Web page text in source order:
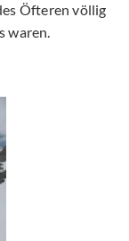
Öfteren völlig
waren.